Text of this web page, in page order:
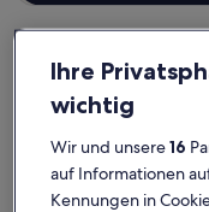
Landkreis Friesland
Ferienunterkünfte in
Ihre
wichtig
Wir und unsere16
auf Informationen
Kennungen in